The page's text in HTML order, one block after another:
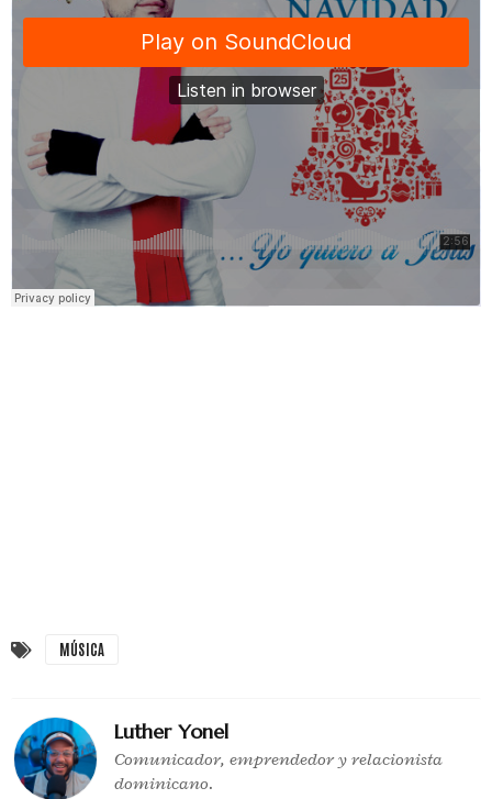
MÚSICA
Luther Yonel
Comunicador, emprendedor y relacionista
dominicano.